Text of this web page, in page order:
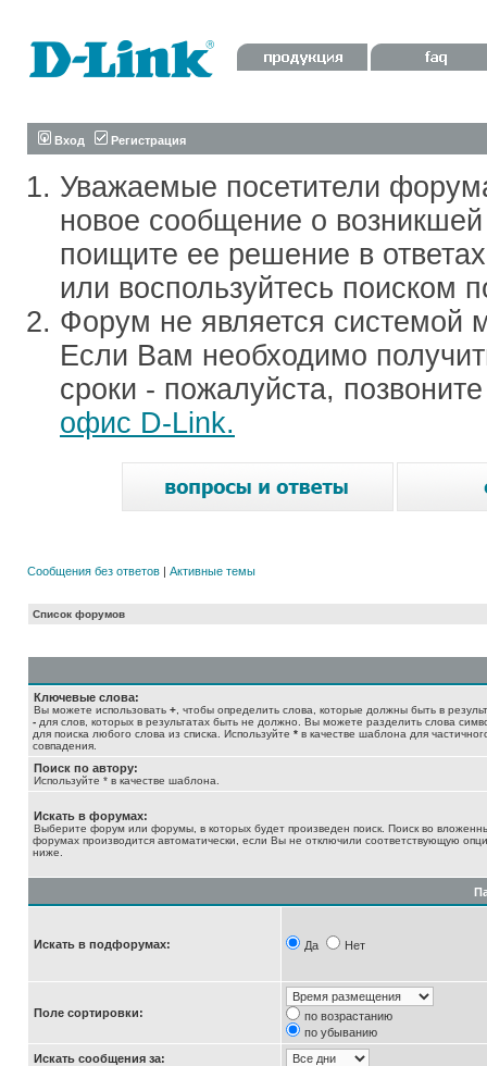
Вход Регистрация
Уважаемые посетители
новое сообщение о
поищите ее решение в
или воспользуйтесь поиском
Форум не является системой
Если Вам необходимо
сроки - пожалуйста,
офис D-Link.
Сообщения без ответов | Активные темы
Список форумов
Ключевые слова:
Вы можете использовать + , чтобы определить слова, которые должны быть в
- для слов, которых в результатах быть не должно. Вы можете разделить слова
для поиска любого слова из списка. Используйте * в качестве шаблона для
совпадения.
Поиск по автору:
Используйте * в качестве шаблона.
Искать в форумах:
Выберите форум или форумы, в которых будет произведен поиск. Поиск во
форумах производится автоматически, если Вы не отключили соответствующую
ниже.
Искать в подфорумах: Да Нет
Поле сортировки:
по возрастанию
по убыванию
Искать сообщения за: